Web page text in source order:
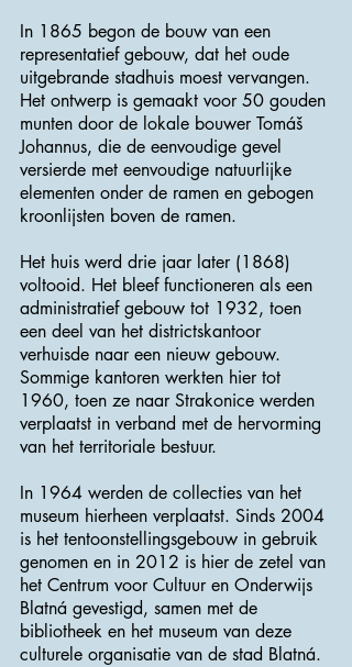
In 1865 begon de bouw van een
representatief gebouw, dat het oude
uitgebrande stadhuis moest vervangen.
Het ontwerp is gemaakt voor 50 gouden
munten door de lokale bouwer Tomáš
Johannus, die de eenvoudige gevel
versierde met eenvoudige natuurlijke
elementen onder de ramen en gebogen
kroonlijsten boven de ramen.
Het huis werd drie jaar later (1868)
voltooid. Het bleef functioneren als een
administratief gebouw tot 1932, toen
een deel van het districtskantoor
verhuisde naar een nieuw gebouw.
Sommige kantoren werkten hier tot
1960, toen ze naar Strakonice werden
verplaatst in verband met de hervorming
van het territoriale bestuur.
In 1964 werden de collecties van het
museum hierheen verplaatst. Sinds 2004
is het tentoonstellingsgebouw in gebruik
genomen en in 2012 is hier de zetel van
het Centrum voor Cultuur en Onderwijs
Blatná gevestigd, samen met de
bibliotheek en het museum van deze
culturele organisatie van de stad Blatná.